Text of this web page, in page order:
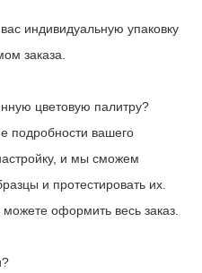
индивидуальную упаковку
заказа.
цветовую палитру?
подробности вашего
и мы сможем
и протестировать их.
оформить весь заказ.